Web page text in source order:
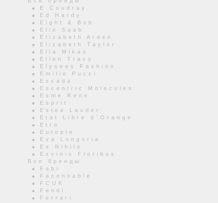
E.Coudray
Ed Hardy
Eight & Bob
Elie Saab
Elizabeth Arden
Elizabeth Taylor
Ella Mikao
Ellen Tracy
Elysees Fashion
Emilio Pucci
Escada
Escentric Molecules
Esme Rene
Esprit
Estee Lauder
Etat Libre d`Orange
Etro
Eutopie
Eva Longoria
Ex Nihilo
Exvinis Floribus
Все бренды
Fabi
Faconnable
FCUK
Fendi
Ferrari